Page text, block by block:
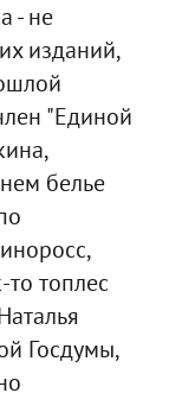
- не
изданий,
"Единой
белье
топлес
Госдумы,